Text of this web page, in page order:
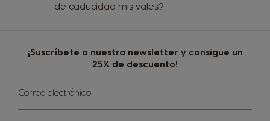
de caducidad mis vales?
¡Suscríbete a nuestra newsletter y consigue un
25% de descuento!
Inscríbase
a
nuestro
Correo electrónico